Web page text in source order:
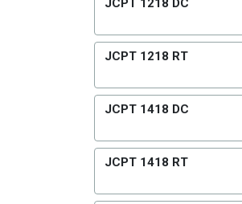
JCPT 1218 DC
JCPT 1218 RT
JCPT 1418 DC
JCPT 1418 RT